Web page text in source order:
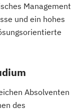
(EDITH)
Soziale
Management
und ein hohes
Absolventen
des